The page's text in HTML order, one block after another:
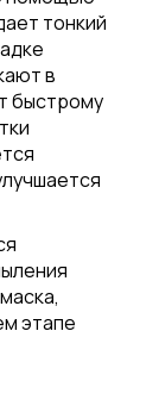
тонкий
в
быстрому
этапе